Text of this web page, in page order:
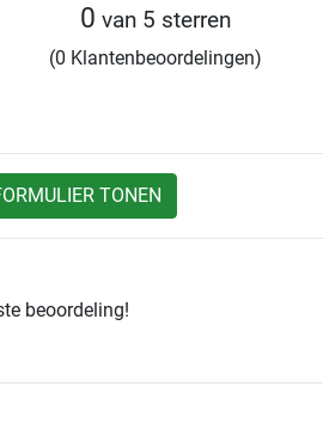
0 van 5 sterren
(0 Klantenbeoordelingen)
TONEN
beoordeling!